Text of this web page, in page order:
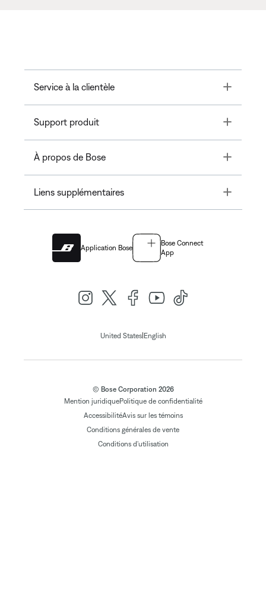
Service à la clientèle Toggle
Support produit Toggle
À propos de Bose Toggle
Liens supplémentaires Toggle
Application Bose
Bose Connect
App
United States| English
© Bose Corporation 2026
Mention juridiquePolitique de confidentialité
AccessibilitéAvis sur les témoins
Conditions générales de vente
Conditions d'utilisation